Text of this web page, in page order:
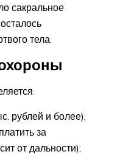
сакральное
тела.
рублей и более);
за
от дальности);